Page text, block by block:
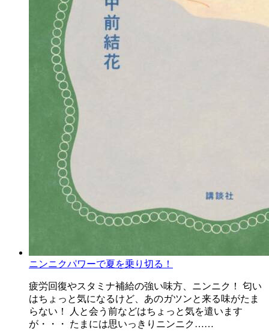
ニンニクパワーで夏を乗り切る！
疲労回復やスタミナ補給の強い味方、ニンニク！ 匂い
はちょっと気になるけど、あのガツンと来る味がたま
らない！ 人と会う前などはちょっと気を遣います
が・・・ たまには思いっきりニンニク……